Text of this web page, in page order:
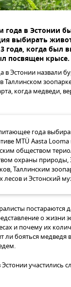
в Эстонии
выбирать
года, когда был
посвящен крысе.
в Эстонии назвали
в Таллинском
когда медведи,
года
MTÜ Aasta Looma
обществом
охраны природы,
Таллинским
лесов и Эстонский
постараются
о жизни
и почему их
ли бояться медведя
участились